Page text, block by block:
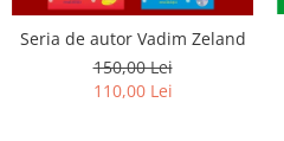
Seria de autor Vadim Zeland
150,00 Lei
110,00 Lei